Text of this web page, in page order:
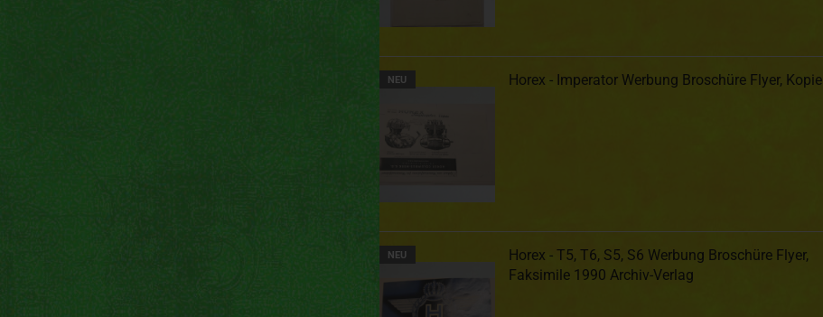
NEU
Horex - Imperator Werbung Broschüre Flyer, Kopie
NEU
Horex - T5, T6, S5, S6 Werbung Broschüre Flyer,
Faksimile 1990 Archiv-Verlag